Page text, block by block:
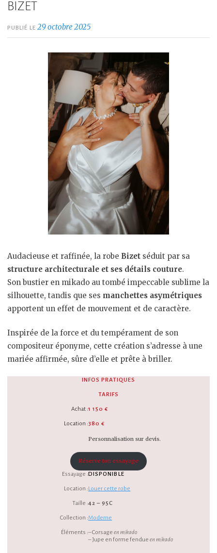
BIZET
PUBLIÉ LE 29 octobre 2025
Audacieuse et raffinée, la robe Bizet séduit par sa
structure architecturale et ses détails couture.
Son bustier en mikado au tombé impeccable sublime la
silhouette, tandis que ses manchettes asymétriques
apportent un effet de mouvement et de caractère.
Inspirée de la force et du tempérament de son
compositeur éponyme, cette création s’adresse à une
mariée affirmée, sûre d’elle et prête à briller.
INFOS PRATIQUES
TARIFS
Achat :
Location :
1 150 €
380 €
Personnalisation sur devis.
Réserve ton essayage
Essayage :
Location :
Taille :
Collection :
Éléments :
DISPONIBLE
Louer cette robe
42 – 95C
Moderne
– Corsageen mikado
– Jupe en forme fendueen mikado